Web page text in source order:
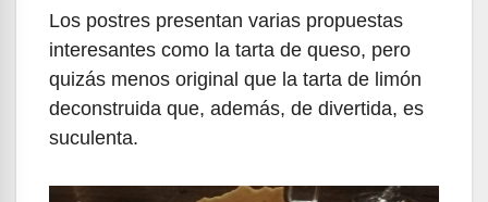
Los postres presentan varias propuestas
interesantes como la tarta de queso, pero
quizás menos original que la tarta de limón
deconstruida que, además, de divertida, es
suculenta.